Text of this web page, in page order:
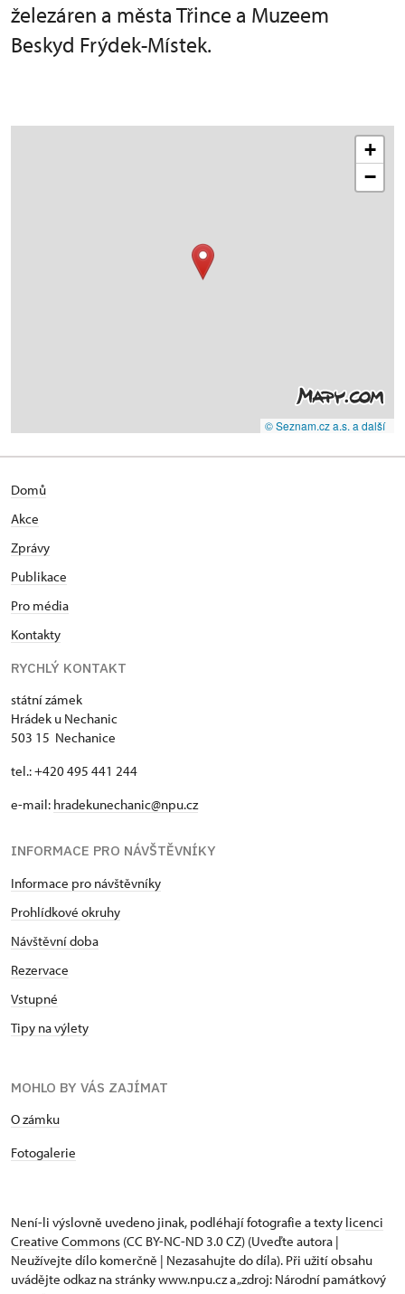
železáren a města Třince a Muzeem
Beskyd Frýdek-Místek.
+
−
© Seznam.cz a.s. a další
Domů
Akce
Zprávy
Publikace
Pro média
Kontakty
RYCHLÝ KONTAKT
státní zámek
Hrádek u Nechanic
503 15 Nechanice
tel.: +420 495 441 244
e-mail: hradekunechanic@npu.cz
INFORMACE PRO NÁVŠTĚVNÍKY
Informace pro návštěvníky
Prohlídkové okruhy
Návštěvní doba
Rezervace
Vstupné
Tipy na výlety
MOHLO BY VÁS ZAJÍMAT
O zámku
Fotogalerie
Není-li výslovně uvedeno jinak, podléhají fotografie a texty licenci
Creative Commons (CC BY-NC-ND 3.0 CZ) (Uveďte autora |
Neužívejte dílo komerčně | Nezasahujte do díla). Při užití obsahu
uvádějte odkaz na stránky www.npu.cz a „zdroj: Národní památkový